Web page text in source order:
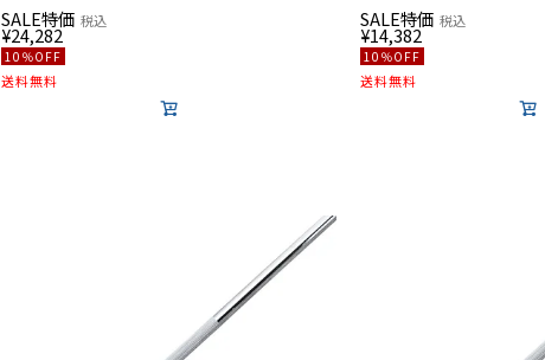
SALE特価
¥24,282
税込
10％OFF
送料無料
SALE特価
¥14,382
税込
10％OFF
送料無料